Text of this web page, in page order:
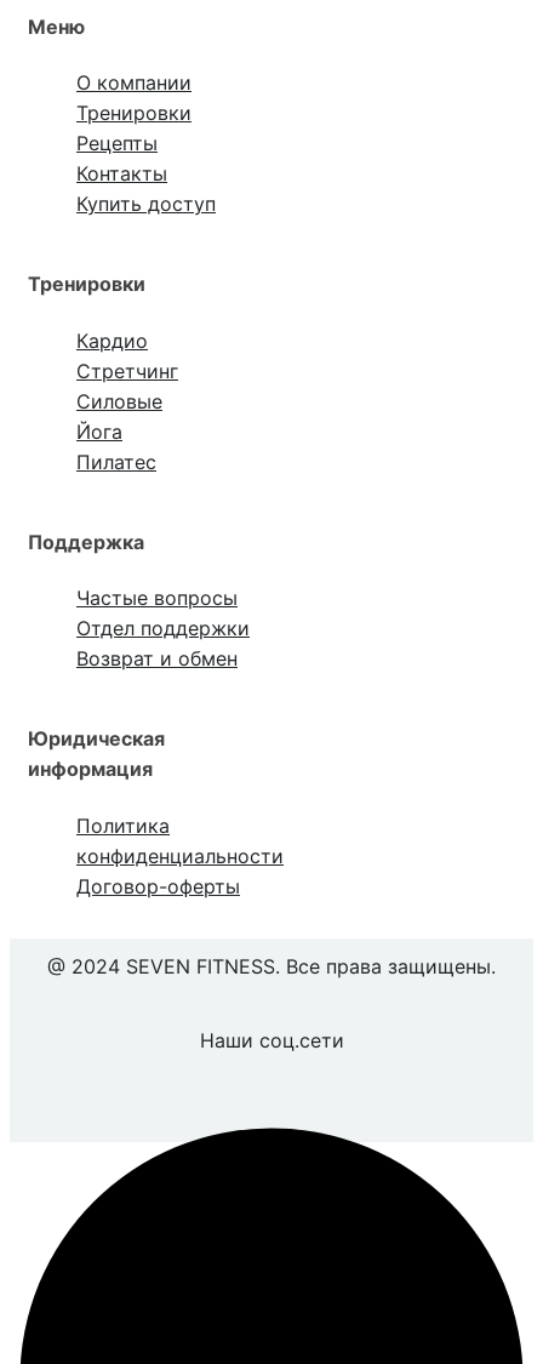
Меню
О компании
Тренировки
Рецепты
Контакты
Купить доступ
Тренировки
Кардио
Стретчинг
Силовые
Йога
Пилатес
Поддержка
Частые вопросы
Отдел поддержки
Возврат и обмен
Юридическая
информация
Политика
конфиденциальности
Договор-оферты
@ 2024 SEVEN FITNESS. Все права защищены.
Наши соц.сети